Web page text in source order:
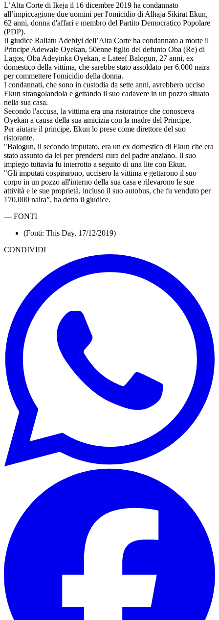
L’Alta Corte di Ikeja il 16 dicembre 2019 ha condannato
all’impiccagione due uomini per l'omicidio di Alhaja Sikirat Ekun,
62 anni, donna d'affari e membro del Partito Democratico Popolare
(PDP).
Il giudice Raliatu Adebiyi dell’Alta Corte ha condannato a morte il
Principe Adewale Oyekan, 50enne figlio del defunto Oba (Re) di
Lagos, Oba Adeyinka Oyekan, e Lateef Balogun, 27 anni, ex
domestico della vittima, che sarebbe stato assoldato per 6.000 naira
per commettere l'omicidio della donna.
I condannati, che sono in custodia da sette anni, avrebbero ucciso
Ekun strangolandola e gettando il suo cadavere in un pozzo situato
nella sua casa.
Secondo l'accusa, la vittima era una ristoratrice che conosceva
Oyekan a causa della sua amicizia con la madre del Principe.
Per aiutare il principe, Ekun lo prese come direttore del suo
ristorante.
"Balogun, il secondo imputato, era un ex domestico di Ekun che era
stato assunto da lei per prendersi cura del padre anziano. Il suo
impiego tuttavia fu interrotto a seguito di una lite con Ekun.
"Gli imputati cospirarono, uccisero la vittima e gettarono il suo
corpo in un pozzo all'interno della sua casa e rilevarono le sue
attività e le sue proprietà, incluso il suo autobus, che fu venduto per
170.000 naira”, ha detto il giudice.
— FONTI
(Fonti: This Day, 17/12/2019)
CONDIVIDI